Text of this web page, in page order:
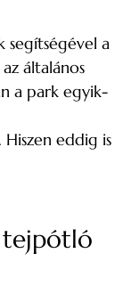
segítségével a
általános
a park egyik-
eddig is
tejpótló